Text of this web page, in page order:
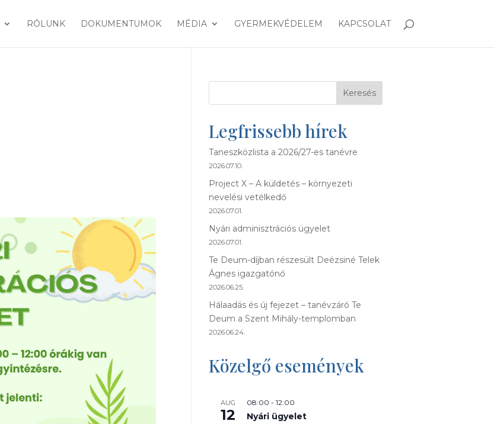
RÓLUNK DOKUMENTUMOK MÉDIA GYERMEKVÉDELEM KAPCSOLAT
Keresés
Legfrissebb hírek
Taneszközlista a 2026/27-es tanévre
2026.07.10.
Project X – A küldetés – környezeti
nevelési vetélkedő
2026.07.01.
Nyári adminisztrációs ügyelet
2026.07.01.
Te Deum-díjban részesült Deézsiné Telek
Ágnes igazgatónő
2026.06.25.
Hálaadás és új fejezet – tanévzáró Te
Deum a Szent Mihály-templomban
2026.06.24.
Közelgő események
AUG
12
08:00 -12:00
Nyári ügyelet